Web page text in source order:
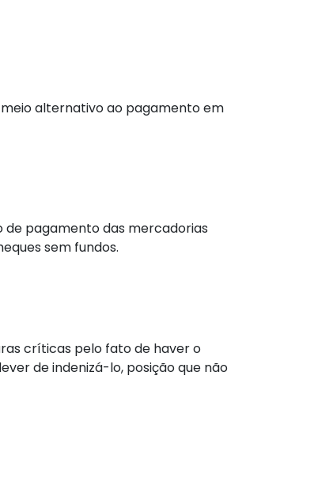
alternativo ao pagamento em
de pagamento das mercadorias
sem fundos.
críticas pelo fato de haver o
de indenizá-lo, posição que não